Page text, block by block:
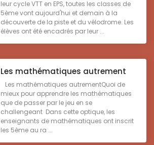
leur cycle VTT en EPS, toutes les classes de
5ème vont aujourd'hui et demain à la
découverte de la piste et du vélodrome. Les
élèves ont été encadrés par leur ...
Les mathématiques autrement
Les mathématiques autrementQuoi de
mieux pour apprendre les mathématiques
que de passer par le jeu en se
challengeant Dans cette optique, les
enseignants de mathématiques ont inscrit
les 5ème au ra ...